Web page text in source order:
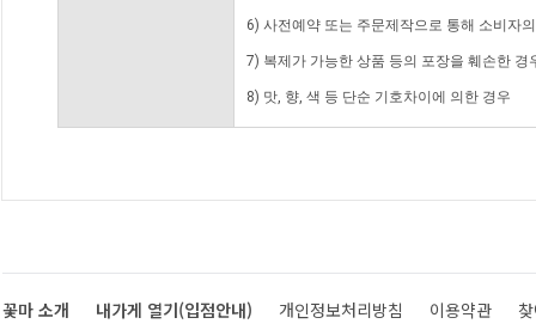
6) 사전예약 또는 주문제작으로 통해 소비자
7) 복제가 가능한 상품 등의 포장을 훼손한 경
8) 맛, 향, 색 등 단순 기호차이에 의한 경우
꽃마 소개 내가게 열기(입점안내) 개인정보처리방침 이용약관